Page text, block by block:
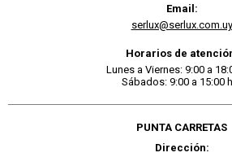
Email:
serlux@serlux.com.uy
Horarios de
Lunes a Viernes: 9:00 a
Sábados: 9:00 a 15:00
PUNTA CARRETAS
Dirección: